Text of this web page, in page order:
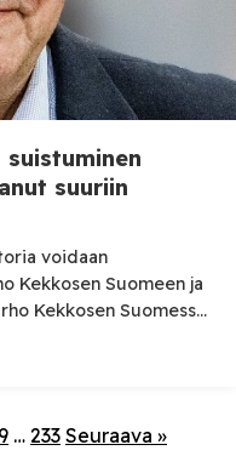
suistuminen
suuriin
voidaan
Kekkosen Suomeen ja
Kekkosen Suomessa
maamme
etujemme
asemassa oli
Hyvän
vaurautta jaettiin
… 233 Seuraava »